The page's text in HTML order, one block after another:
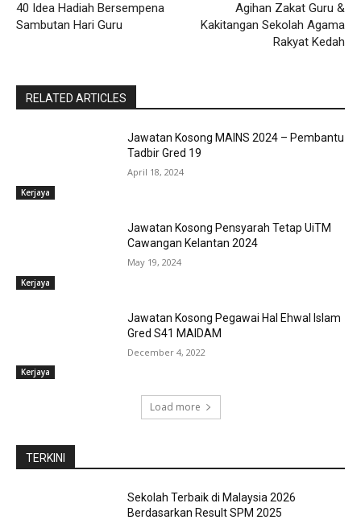
40 Idea Hadiah Bersempena
Sambutan Hari Guru
Agihan Zakat Guru &
Kakitangan Sekolah Agama
Rakyat Kedah
RELATED ARTICLES
Kerjaya
Jawatan Kosong MAINS 2024 – Pembantu
Tadbir Gred 19
April 18, 2024
Kerjaya
Jawatan Kosong Pensyarah Tetap UiTM
Cawangan Kelantan 2024
May 19, 2024
Kerjaya
Jawatan Kosong Pegawai Hal Ehwal Islam
Gred S41 MAIDAM
December 4, 2022
Load more
TERKINI
Sekolah Terbaik di Malaysia 2026
Berdasarkan Result SPM 2025